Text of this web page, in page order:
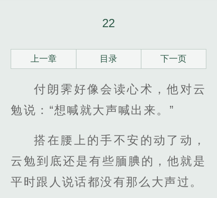
22
上一章 目录 下一页
付朗霁好像会读心术，他对云
勉说：“想喊就大声喊出来。”
搭在腰上的手不安的动了动，
云勉到底还是有些腼腆的，他就是
平时跟人说话都没有那么大声过。